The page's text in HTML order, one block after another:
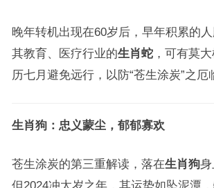
晚年转机出现在60岁后，早年积累的
其教育、医疗行业的生肖蛇，可有莫
历七月避免远行，以防“苍生涂炭”之厄
生肖狗：忠义蒙尘，郁郁寡欢
苍生涂炭的第三重解读，落在生肖狗身
但2024冲太岁之年，其运势如坠泥潭